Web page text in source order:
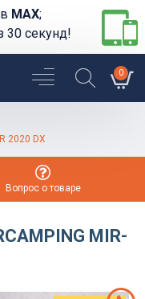
MAX;
30 секунд!
0
2020 DX
Вопрос о товаре
MIR-